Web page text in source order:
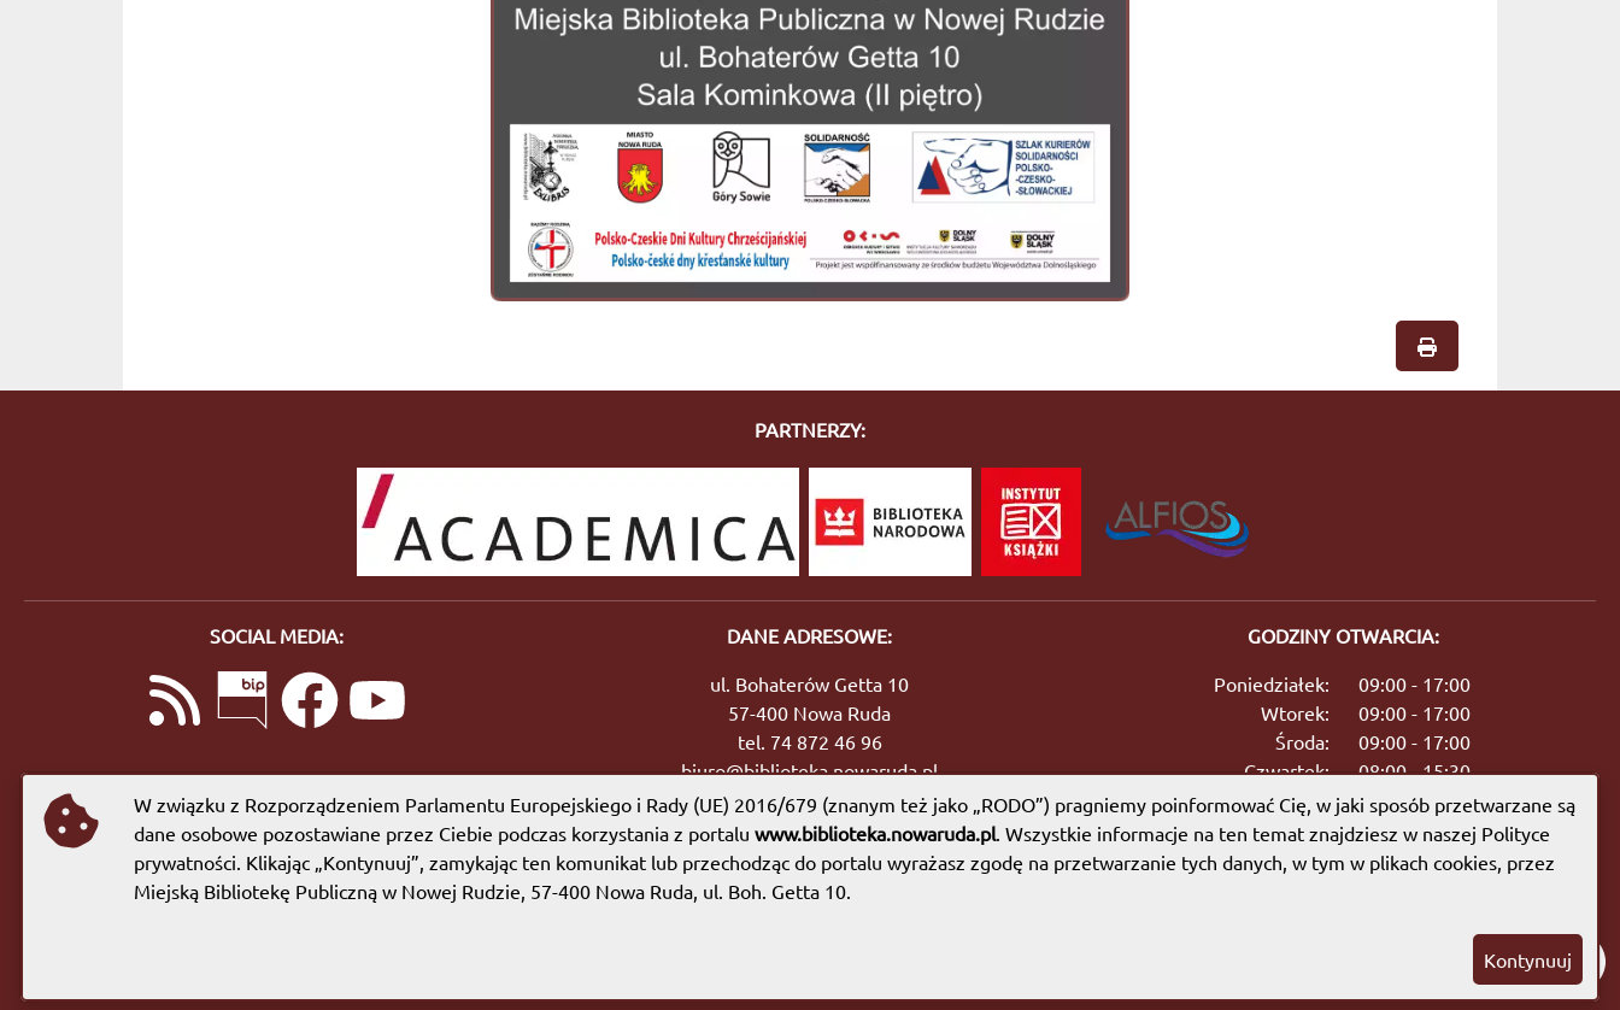
PARTNERZY:
SOCIAL MEDIA:
DANE ADRESOWE:
ul. Bohaterów Getta 10
57-400 Nowa Ruda
tel. 74 872 46 96
biuro@biblioteka.nowaruda.pl
GODZINY OTWARCIA:
Poniedziałek:
09:00 - 17:00
Wtorek:
09:00 - 17:00
Środa:
09:00 - 17:00
Czwartek:
08:00 - 15:30
Piątek:
09:00 - 17:00
Sobota:
08:00 - 13:00
Mapa witryny|Polityka prywatności
W związku z Rozporządzeniem Parlamentu Europejskiego i Rady (UE) 2016/679 (znanym też jako „RODO”) pragniemy poinformować Cię, w jaki sposób przetwarzane są
dane osobowe pozostawiane przez Ciebie podczas korzystania z portalu www.biblioteka.nowaruda.pl. Wszystkie informacje na ten temat znajdziesz w naszej Polityce
prywatności. Klikając „Kontynuuj”, zamykając ten komunikat lub przechodząc do portalu wyrażasz zgodę na przetwarzanie tych danych, w tym w plikach cookies, przez
Miejską Bibliotekę Publiczną w Nowej Rudzie, 57-400 Nowa Ruda, ul. Boh. Getta 10.
Kontynuuj